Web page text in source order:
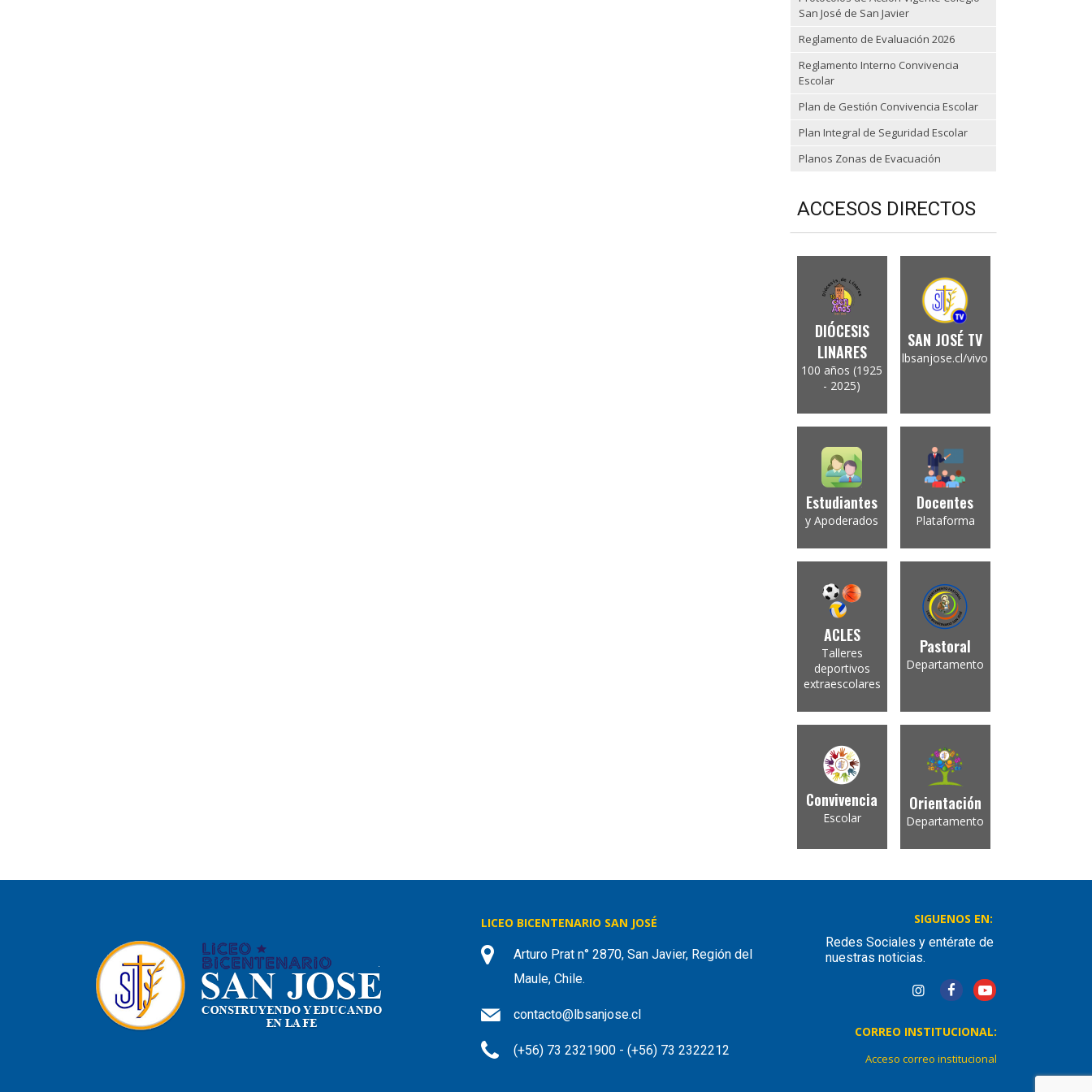
San José de San Javier
Reglamento de Evaluación 2026
Reglamento Interno Convivencia
Escolar
Plan de Gestión Convivencia Escolar
Plan Integral de Seguridad Escolar
Planos Zonas de Evacuación
ACCESOS DIRECTOS
DIÓCESIS
LINARES
100 años (1925
- 2025)
SAN JOSÉ TV
lbsanjose.cl/vivo
Estudiantes
y Apoderados
Docentes
Plataforma
ACLES
Talleres
deportivos
extraescolares
Pastoral
Departamento
Convivencia
Escolar
Orientación
Departamento
LICEO BICENTENARIO SAN JOSÉ
Arturo Prat n° 2870, San Javier, Región del
Maule, Chile.
contacto@lbsanjose.cl
(+56) 73 2321900 - (+56) 73 2322212
SIGUENOS EN:
Redes Sociales y entérate de
nuestras noticias.
CORREO INSTITUCIONAL:
Acceso correo institucional